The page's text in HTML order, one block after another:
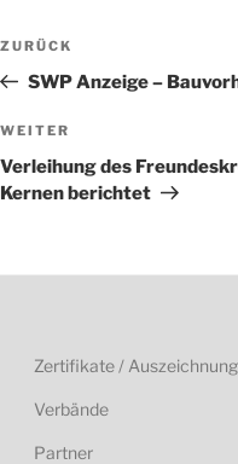
Beitragsnavigation
Vorheriger
Beitrag
ZURÜCK
SWP Anzeige –
Nächster
Beitrag
WEITER
Verleihung des
Kernen berichtet
Zertifikate /
Verbände
Partner